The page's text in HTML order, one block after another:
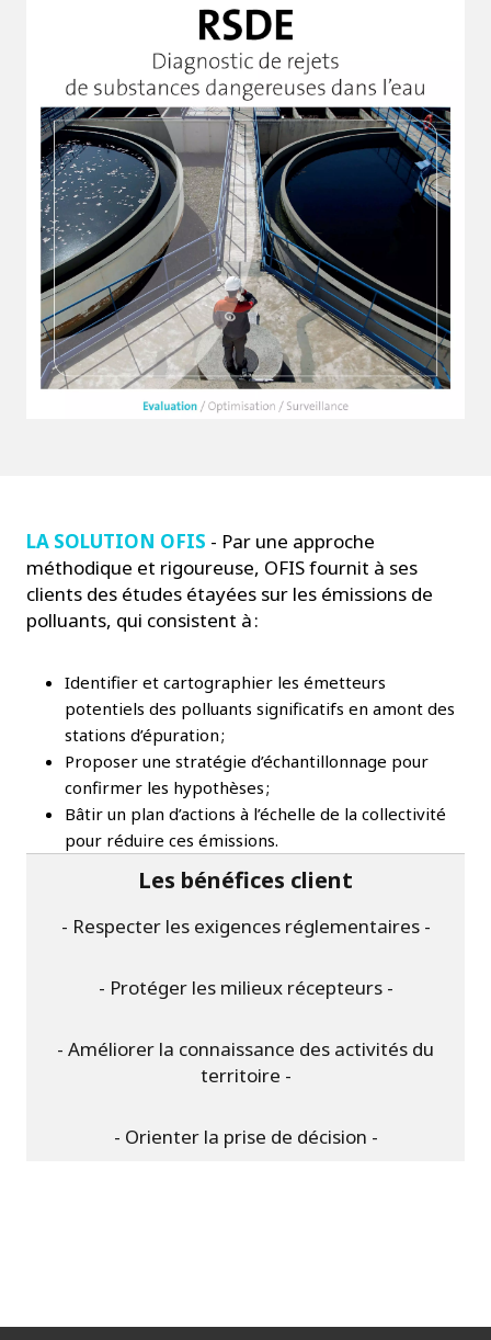
LA SOLUTION OFIS - Par une approche
méthodique et rigoureuse, OFIS fournit à ses
clients des études étayées sur les émissions de
polluants, qui consistent à :
Identifier et cartographier les émetteurs
potentiels des polluants significatifs en amont des
stations d’épuration ;
Proposer une stratégie d’échantillonnage pour
confirmer les hypothèses ;
Bâtir un plan d’actions à l’échelle de la collectivité
pour réduire ces émissions.
Les bénéfices client
- Respecter les exigences réglementaires -
- Protéger les milieux récepteurs -
- Améliorer la connaissance des activités du
territoire -
- Orienter la prise de décision -